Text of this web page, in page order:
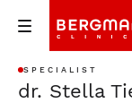
SPECIALIST
dr. Stella